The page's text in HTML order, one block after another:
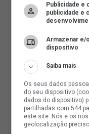
Publicidade e
publicidade e
Armazenar e/
dispositivo
Saiba mais
Os seus dados
do seu dispositivo
dados do dispositivo)
partilhadas com 544
este site. Nós e os
geolocalização